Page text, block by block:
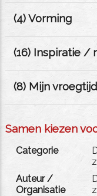
(4) Vorming
(16) Inspiratie /
(8) Mijn
Samen kiezen
Categorie
Auteur /
Organisatie